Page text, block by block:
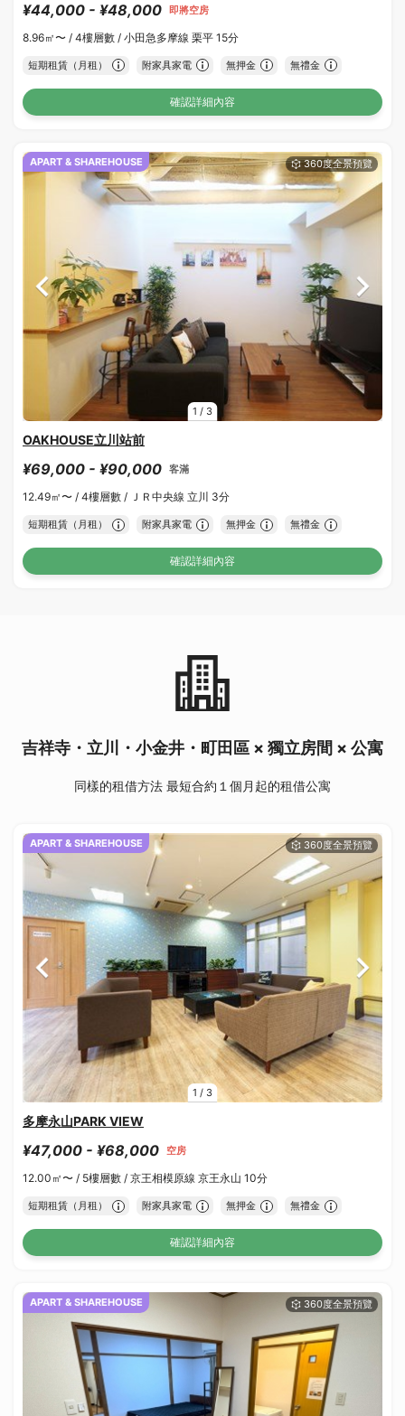
¥44,000 - ¥48,000 即將空房
8.96㎡〜 / 4樓層數 / 小田急多摩線 栗平 15分
短期租賃（月租） 附家具家電 無押金 無禮金
確認詳細內容
1 / 3
APART & SHAREHOUSE
OAKHOUSE立川站前
¥69,000 - ¥90,000 客滿
12.49㎡〜 / 4樓層數 / ＪＲ中央線 立川 3分
短期租賃（月租） 附家具家電 無押金 無禮金
確認詳細內容
吉祥寺・立川・小金井・町田區 × 獨立房間 × 公寓
同樣的租借方法 最短合約１個月起的租借公寓
1 / 3
APART & SHAREHOUSE
多摩永山PARK VIEW
¥47,000 - ¥68,000 空房
12.00㎡〜 / 5樓層數 / 京王相模原線 京王永山 10分
短期租賃（月租） 附家具家電 無押金 無禮金
確認詳細內容
APART & SHAREHOUSE